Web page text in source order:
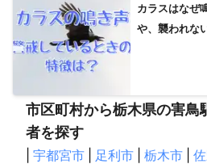
カラスはなぜ
や、襲われな
市区町村から栃木県の害鳥
者を探す
宇都宮市 足利市 栃木市